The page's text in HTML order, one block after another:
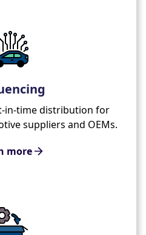
in-time distribution for
suppliers and OEMs.
more